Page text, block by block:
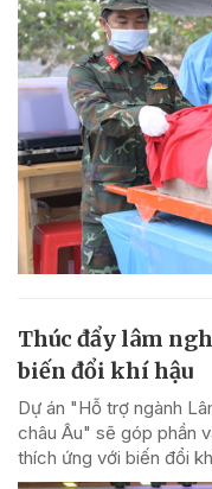
Thúc đẩy lâm
biến đổi khí hậu
Dự án "Hỗ trợ ngành
châu Âu" sẽ góp phần
thích ứng với biến đổi